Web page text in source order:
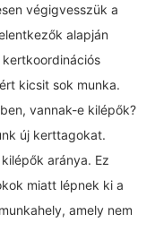
végigvesszük a
alapján
kicsit sok munka.
vannak-e kilépők?
új kerttagokat.
aránya. Ez
miatt lépnek ki a
amely nem